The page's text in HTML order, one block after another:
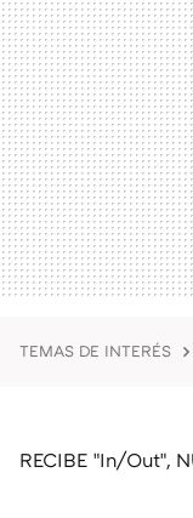
TEMAS DE INTERÉS
RECIBE "In/Out",